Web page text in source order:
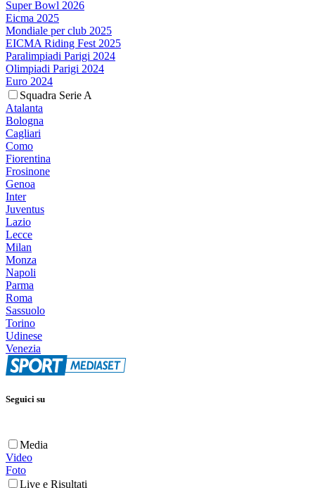
Super Bowl 2026
Eicma 2025
Mondiale per club 2025
EICMA Riding Fest 2025
Paralimpiadi Parigi 2024
Olimpiadi Parigi 2024
Euro 2024
Squadra Serie A
Atalanta
Bologna
Cagliari
Como
Fiorentina
Frosinone
Genoa
Inter
Juventus
Lazio
Lecce
Milan
Monza
Napoli
Parma
Roma
Sassuolo
Torino
Udinese
Venezia
Seguici su
Media
Video
Foto
Live e Risultati